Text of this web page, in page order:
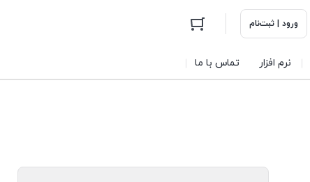
ورود | ثبت‌نام
نرم افزار تماس با ما